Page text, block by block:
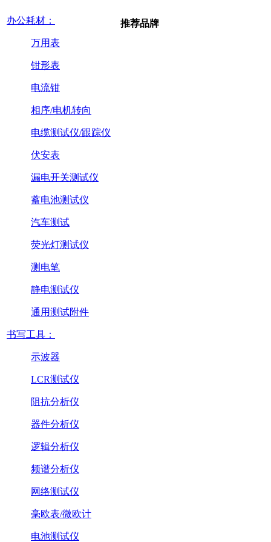
办公耗材：
万用表
钳形表
电流钳
相序/电机转向
电缆测试仪/跟踪仪
伏安表
漏电开关测试仪
蓄电池测试仪
汽车测试
荧光灯测试仪
测电笔
静电测试仪
通用测试附件
书写工具：
示波器
LCR测试仪
阻抗分析仪
器件分析仪
逻辑分析仪
频谱分析仪
网络测试仪
毫欧表/微欧计
电池测试仪
推荐品牌